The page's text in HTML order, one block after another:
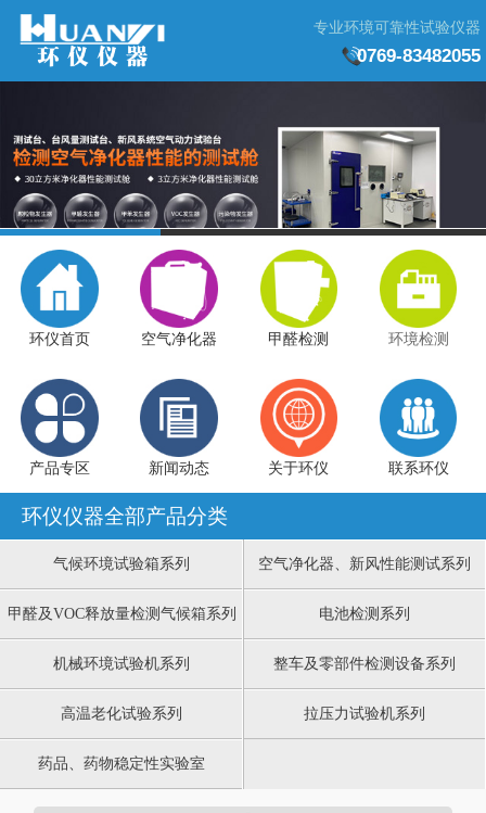
专业环境可靠性试验仪器
0769-83482055
环仪首页 空气净化器 甲醛检测 环境检测
产品专区 新闻动态 关于环仪 联系环仪
环仪仪器全部产品分类
气候环境试验箱系列 空气净化器、新风性能测试系列
甲醛及VOC释放量检测气候箱系列 电池检测系列
机械环境试验机系列 整车及零部件检测设备系列
高温老化试验系列 拉压力试验机系列
药品、药物稳定性实验室